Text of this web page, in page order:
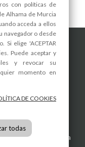
Legal-Política de
(Murcia)
España
con políticas de
Alhama de Murcia
acceda a ellos
navegador o desde
Si elige 'ACEPTAR
Puede aceptar y
y revocar su
momento en
DE COOKIES
todas